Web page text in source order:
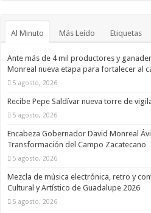
Al Minuto Más Leído Etiquetas
Ante más de 4 mil productores y
Monreal nueva etapa para fortalecer al
5 agosto, 2026
Recibe Pepe Saldívar nueva torre de
5 agosto, 2026
Encabeza Gobernador David Monreal
Transformación del Campo Zacatecano
5 agosto, 2026
Mezcla de música electrónica, retro y
Cultural y Artístico de Guadalupe 2026
5 agosto, 2026